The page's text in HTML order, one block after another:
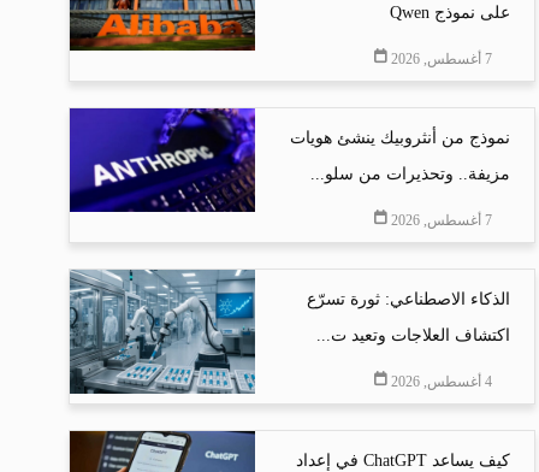
على نموذج Qwen
7 أغسطس, 2026
نموذج من أنثروبيك ينشئ هويات
مزيفة.. وتحذيرات من سلو...
7 أغسطس, 2026
الذكاء الاصطناعي: ثورة تسرّع
اكتشاف العلاجات وتعيد ت...
4 أغسطس, 2026
كيف يساعد ChatGPT في إعداد